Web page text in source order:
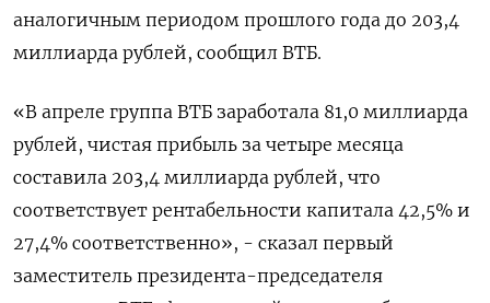
аналогичным периодом прошлого года до 203,4
миллиарда рублей, сообщил ВТБ.
«В апреле группа ВТБ заработала 81,0 миллиарда
рублей, чистая прибыль за четыре месяца
составила 203,4 миллиарда рублей, что
соответствует рентабельности капитала 42,5% и
27,4% соответственно», - сказал первый
заместитель президента-председателя